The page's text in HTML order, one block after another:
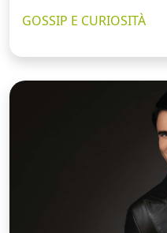
GOSSIP E CURIOSITÀ